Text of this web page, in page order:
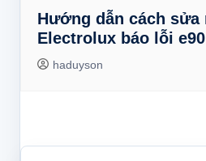
Hướng dẫn cách sửa
Electrolux báo lỗi e90
haduyson